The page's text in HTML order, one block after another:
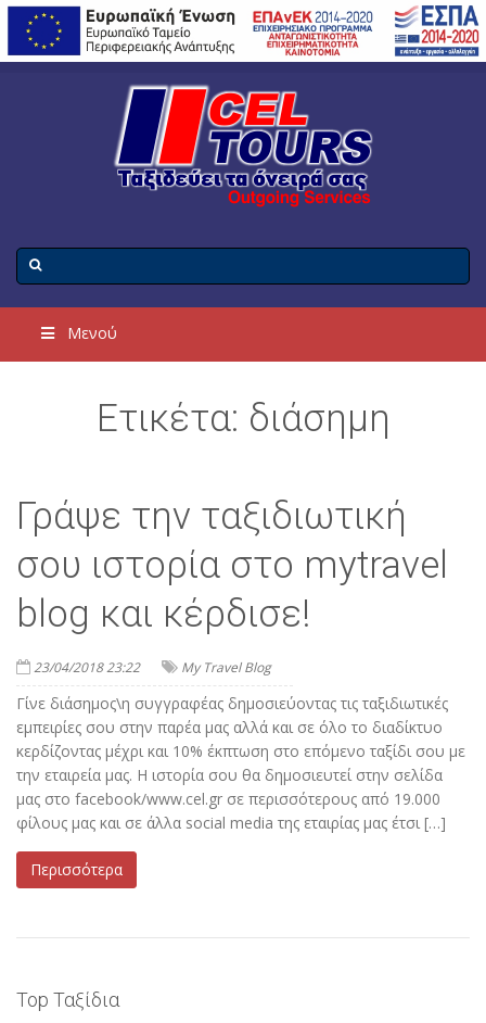
Μενού
Ετικέτα: διάσημη
Γράψε την ταξιδιωτική
σου ιστορία στο mytravel
blog και κέρδισε!
23/04/2018 23:22 My Travel Blog
Γίνε διάσημος\η συγγραφέας δημοσιεύοντας τις ταξιδιωτικές
εμπειρίες σου στην παρέα μας αλλά και σε όλο το διαδίκτυο
κερδίζοντας μέχρι και 10% έκπτωση στο επόμενο ταξίδι σου με
την εταιρεία μας. Η ιστορία σου θα δημοσιευτεί στην σελίδα
μας στο facebook/www.cel.gr σε περισσότερους από 19.000
φίλους μας και σε άλλα social media της εταιρίας μας έτσι […]
Περισσότερα
Top Ταξίδια